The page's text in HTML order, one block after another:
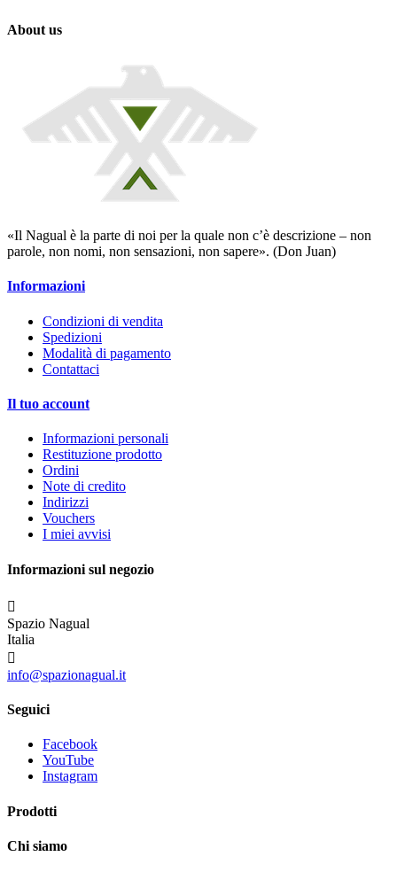
About us
«Il Nagual è la parte di noi per la quale non c’è descrizione – non
parole, non nomi, non sensazioni, non sapere». (Don Juan)
Informazioni
Condizioni di vendita
Spedizioni
Modalità di pagamento
Contattaci
Il tuo account
Informazioni personali
Restituzione prodotto
Ordini
Note di credito
Indirizzi
Vouchers
I miei avvisi
Informazioni sul negozio

Spazio Nagual
Italia

info@spazionagual.it
Seguici
Facebook
YouTube
Instagram
Prodotti
Chi siamo